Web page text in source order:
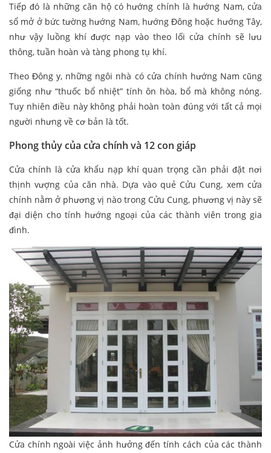
Tiếp đó là những căn hộ có hướng chính là hướng Nam, cửa
sổ mở ở bức tường hướng Nam, hướng Đông hoặc hướng Tây,
như vậy luồng khí được nạp vào theo lối cửa chính sẽ lưu
thông, tuần hoàn và tàng phong tụ khí.
Theo Đông y, những ngôi nhà có cửa chính hướng Nam cũng
giống như “thuốc bổ nhiệt” tính ôn hòa, bổ mà không nóng.
Tuy nhiên điều này không phải hoàn toàn đúng với tất cả mọi
người nhưng về cơ bản là tốt.
Phong thủy của cửa chính và 12 con giáp
Cửa chính là cửa khẩu nạp khí quan trọng cần phải đặt nơi
thịnh vượng của căn nhà. Dựa vào quẻ Cửu Cung, xem cửa
chính nằm ở phương vị nào trong Cửu Cung, phương vị này sẽ
đại diện cho tính hướng ngoại của các thành viên trong gia
đình.
Cửa chính ngoài việc ảnh hưởng đến tính cách của các thành